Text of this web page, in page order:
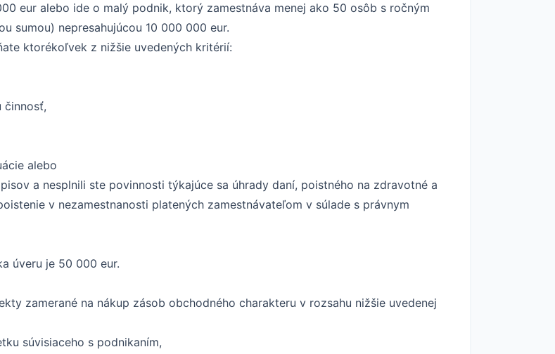
eur alebo ide o malý podnik, ktorý zamestnáva menej ako 50 osôb s ročným
sumou) nepresahujúcou 10 000 000 eur.
ktorékoľvek z nižšie uvedených kritérií:
činnosť,
alebo
a nesplnili ste povinnosti týkajúce sa úhrady daní, poistného na zdravotné a
v nezamestnanosti platených zamestnávateľom v súlade s právnym
úveru je 50 000 eur.
zamerané na nákup zásob obchodného charakteru v rozsahu nižšie uvedenej
súvisiaceho s podnikaním,